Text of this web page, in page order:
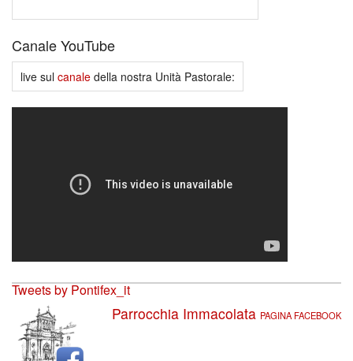
Canale YouTube
live sul canale della nostra Unità Pastorale:
Tweets by Pontifex_it
Parrocchia Immacolata PAGINA FACEBOOK